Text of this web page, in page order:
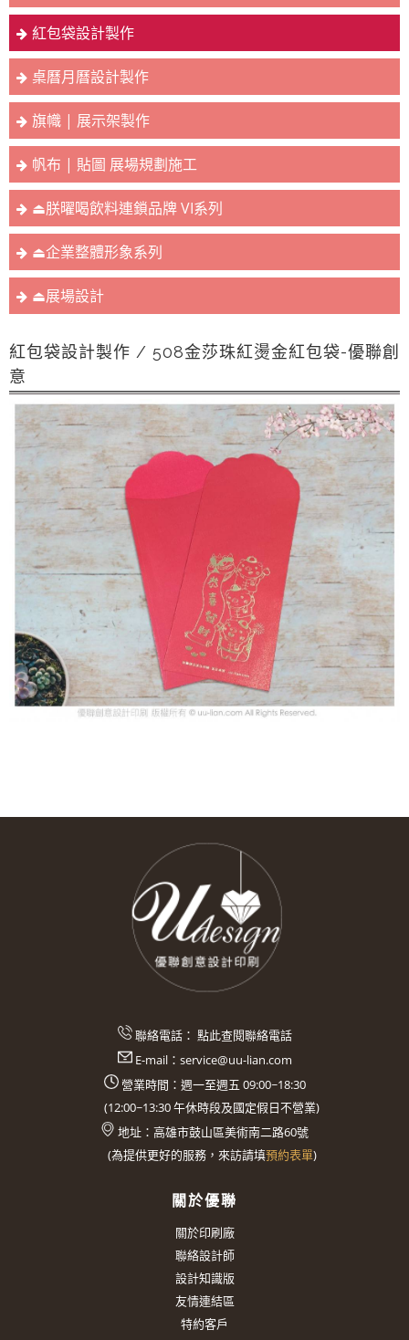
紅包袋設計製作
桌曆月曆設計製作
旗幟 | 展示架製作
帆布 | 貼圖 展場規劃施工
⏏︎朕曜喝飲料連鎖品牌 VI系列
⏏︎企業整體形象系列
⏏︎展場設計
紅包袋設計製作 / 508金莎珠紅燙金紅包袋-優聯創
意
聯絡電話： 點此查閱聯絡電話
E-mail： service@uu-lian.com
營業時間：週一至週五 09:00~18:30
(12:00~13:30午休時段及國定假日不營業)
地址： 高雄市鼓山區美術南二路60號
(為提供更好的服務，來訪請填預約表單)
關於優聯
關於印刷廠
聯絡設計師
設計知識版
友情連結區
特約客戶